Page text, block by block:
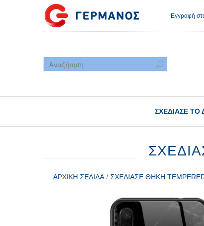
Εγγραφή
ΣΧΕΔΊΑΣΕ ΤΟ
ΑΡΧΙΚΉ ΣΕΛΊΔΑ/ ΣΧΕΔΊΑΣΕ ΘΉΚΗ